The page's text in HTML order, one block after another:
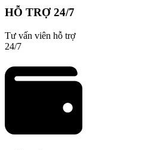
HỖ TRỢ 24/7
Tư vấn viên hỗ trợ
24/7